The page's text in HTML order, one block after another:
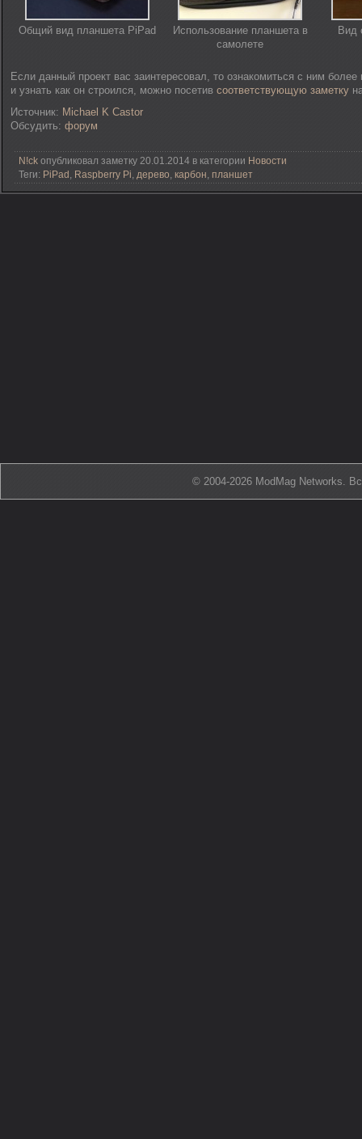
Общий вид планшета PiPad
Использование планшета в
самолете
Вид
Если данный проект вас заинтересовал, то ознакомиться с ним
и узнать как он строился, можно посетив соответствующую заметку
Источник: Michael K Castor
Обсудить: форум
N!ck опубликовал заметку 20.01.2014 в категории Новости
Теги: PiPad , Raspberry Pi, дерево, карбон, планшет
© 2004-2026 ModMag Networks.